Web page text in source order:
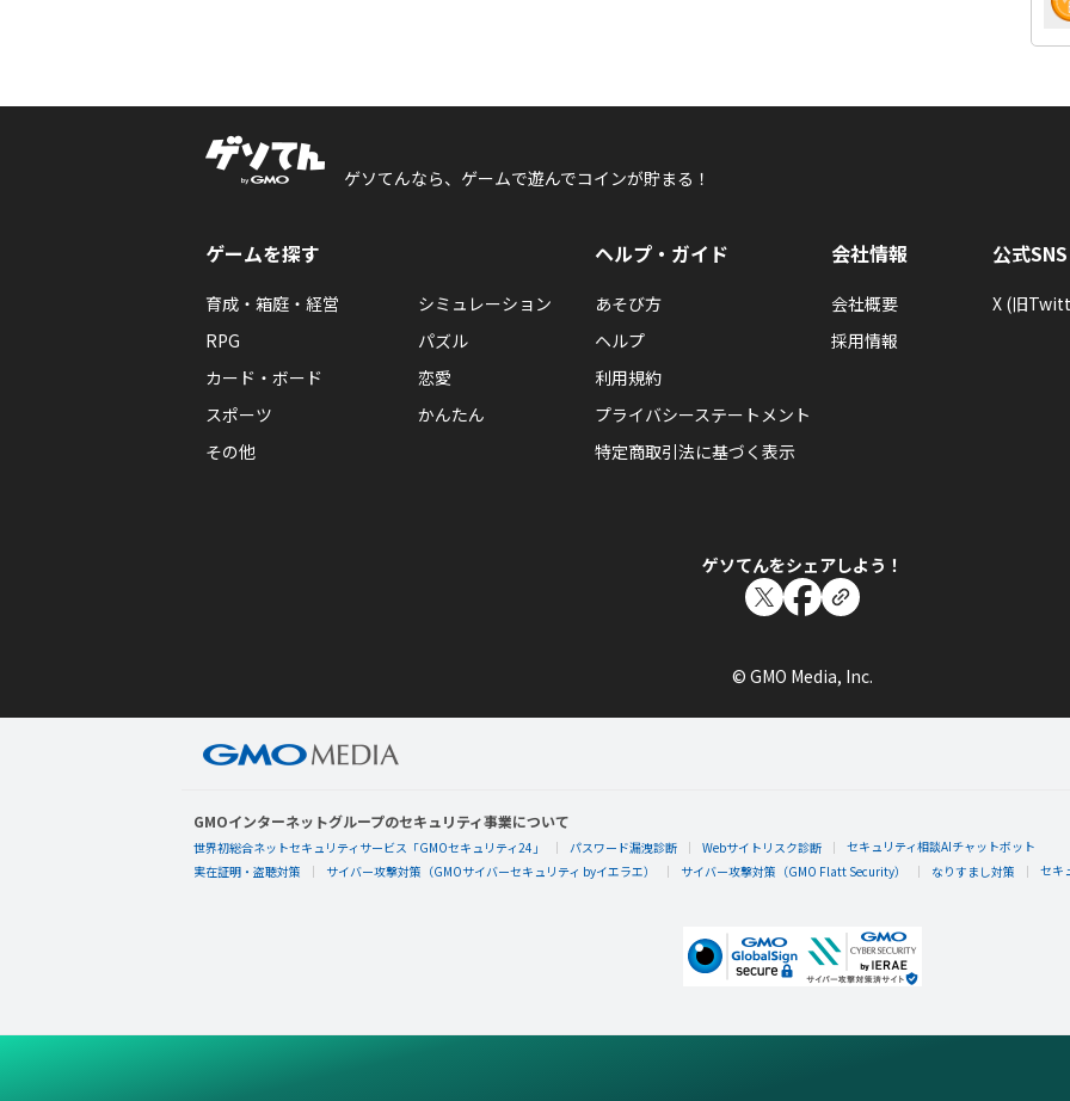
ゲソてんなら、ゲームで遊んでコインが貯まる！
ゲームを探す
育成・箱庭・経営
シミュレーション
RPG
パズル
カード・ボード
恋愛
スポーツ
かんたん
その他
ヘルプ・ガイド
あそび方
ヘルプ
利用規約
プライバシーステートメント
特定商取引法に基づく表示
会社情報
会社概要
採用情報
公式SNS
X (旧
ゲソてんをシェアしよう！
© GMO Media, Inc.
GMOインターネットグループのセキュリティ事業について
世界初総合ネットセキュリティサービス「GMOセキュリティ24」 パスワード漏洩診断 Webサイトリスク診断
セキュリティ相談AIチャットボット
実在証明・盗聴対策
サイバー攻撃対策（GMOサイバーセキュリティ byイエラエ） サイバー攻撃対策（GMO Flatt Security） なりすまし対策 セキ